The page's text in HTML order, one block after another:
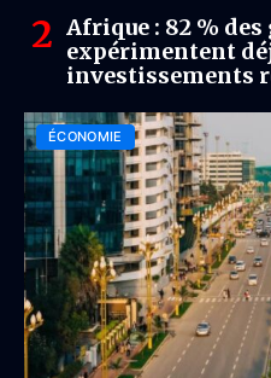
Afrique : 82 %
expérimentent
investissements
ÉCONOMIE